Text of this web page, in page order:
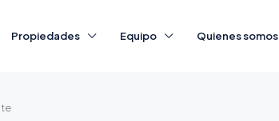
Propiedades Equipo Quienes somos